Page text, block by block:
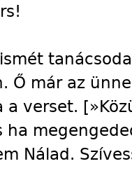
Ő már az
verset.
Nálad.